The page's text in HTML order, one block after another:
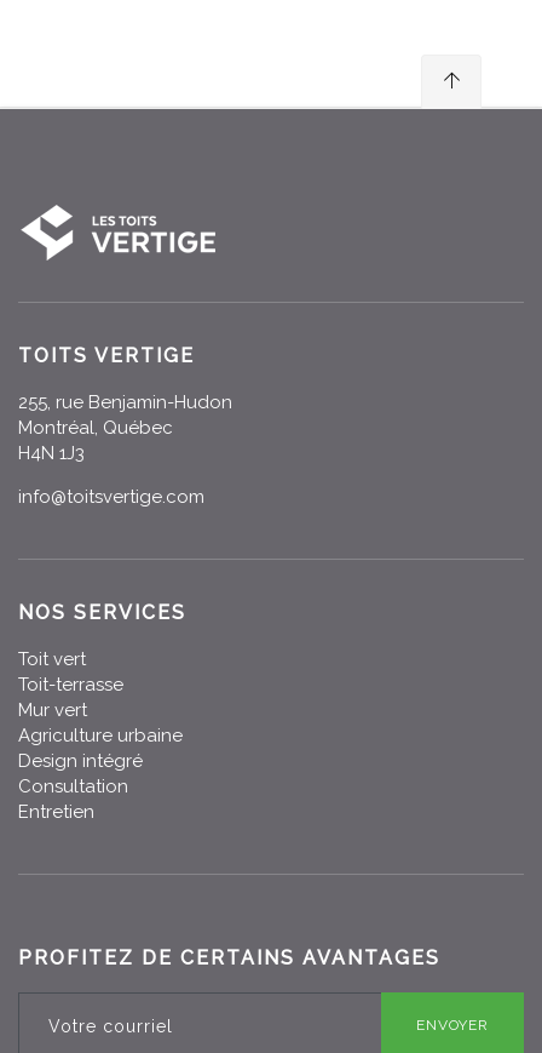
TOITS VERTIGE
255, rue Benjamin-Hudon
Montréal, Québec
H4N 1J3
info@toitsvertige.com
NOS SERVICES
Toit vert
Toit-terrasse
Mur vert
Agriculture urbaine
Design intégré
Consultation
Entretien
PROFITEZ DE CERTAINS AVANTAGES
ENVOYER